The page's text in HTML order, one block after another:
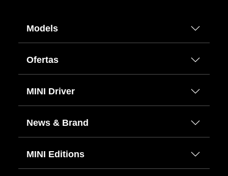
Models
Ofertas
MINI Driver
News & Brand
MINI Editions